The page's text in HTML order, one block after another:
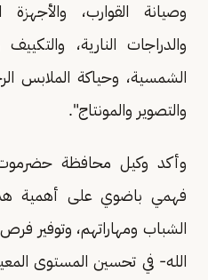
وصيانة القوارب، والأجهزة
والدراجات النارية، والتكييف
الشمسية، وحياكة الملابس
والتصوير والمونتاج".
وأكد وكيل محافظة
فهمي باضوي على أهمية
الشباب ومهاراتهم،
الله- في تحسين المستوى